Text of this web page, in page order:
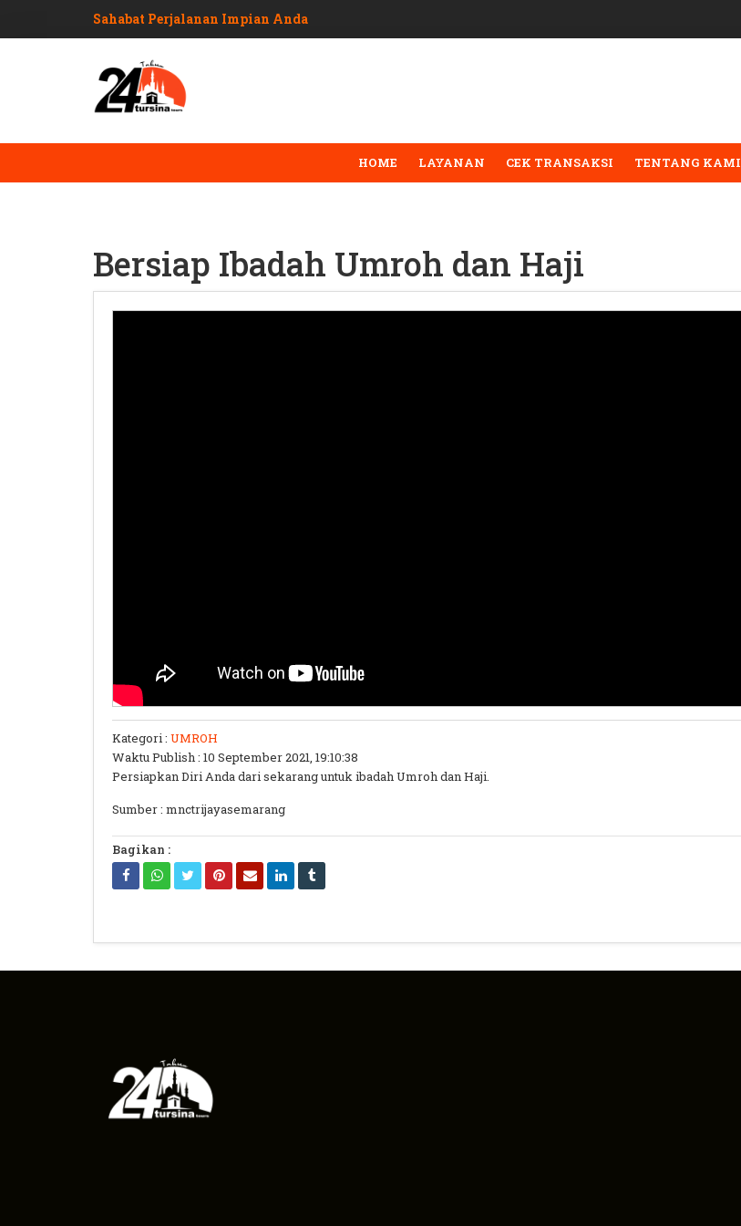
Sahabat Perjalanan Impian Anda
HOME LAYANAN CEK TRANSAKSI TENTANG KAMI
Bersiap Ibadah Umroh dan Haji
Kategori : UMROH
Waktu Publish : 10 September 2021, 19:10:38
Persiapkan Diri Anda dari sekarang untuk ibadah Umroh dan Haji.
Sumber : mnctrijayasemarang
Bagikan :